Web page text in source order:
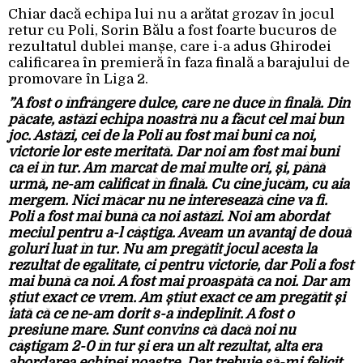
Chiar dacă echipa lui nu a arătat grozav în jocul
retur cu Poli, Sorin Bălu a fost foarte bucuros de
rezultatul dublei manșe, care i-a adus Ghirodei
calificarea în premieră în faza finală a barajului de
promovare în Liga 2.
”A fost o înfrângere dulce, care ne duce în finală. Din
păcate, astăzi echipa noastră nu a făcut cel mai bun
joc. Astăzi, cei de la Poli au fost mai buni ca noi,
victorie lor este meritată. Dar noi am fost mai buni
ca ei în tur. Am marcat de mai multe ori, și, până
urmă, ne-am calificat în finală. Cu cine jucăm, cu aia
mergem. Nici măcar nu ne interesează cine va fi.
Poli a fost mai bună ca noi astăzi. Noi am abordat
meciul pentru a-l câștiga. Aveam un avantaj de două
goluri luat în tur. Nu am pregătit jocul acesta la
rezultat de egalitate, ci pentru victorie, dar Poli a fost
mai bună ca noi. A fost mai proaspătă ca noi. Dar am
știut exact ce vrem. Am știut exact ce am pregătit și
iată că ce ne-am dorit s-a îndeplinit. A fost o
presiune mare. Sunt convins că dacă noi nu
câștigam 2-0 în tur și era un alt rezultat, alta era